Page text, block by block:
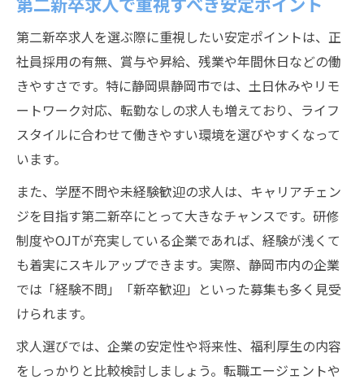
第二新卒求人を選ぶ際に重視したい安定ポイントは、正
社員採用の有無、賞与や昇給、残業や年間休日などの働
きやすさです。特に静岡県静岡市では、土日休みやリモ
ートワーク対応、転勤なしの求人も増えており、ライフ
スタイルに合わせて働きやすい環境を選びやすくなって
います。
また、学歴不問や未経験歓迎の求人は、キャリアチェン
ジを目指す第二新卒にとって大きなチャンスです。研修
制度やOJTが充実している企業であれば、経験が浅くて
も着実にスキルアップできます。実際、静岡市内の企業
では「経験不問」「新卒歓迎」といった募集も多く見受
けられます。
求人選びでは、企業の安定性や将来性、福利厚生の内容
をしっかりと比較検討しましょう。転職エージェントや